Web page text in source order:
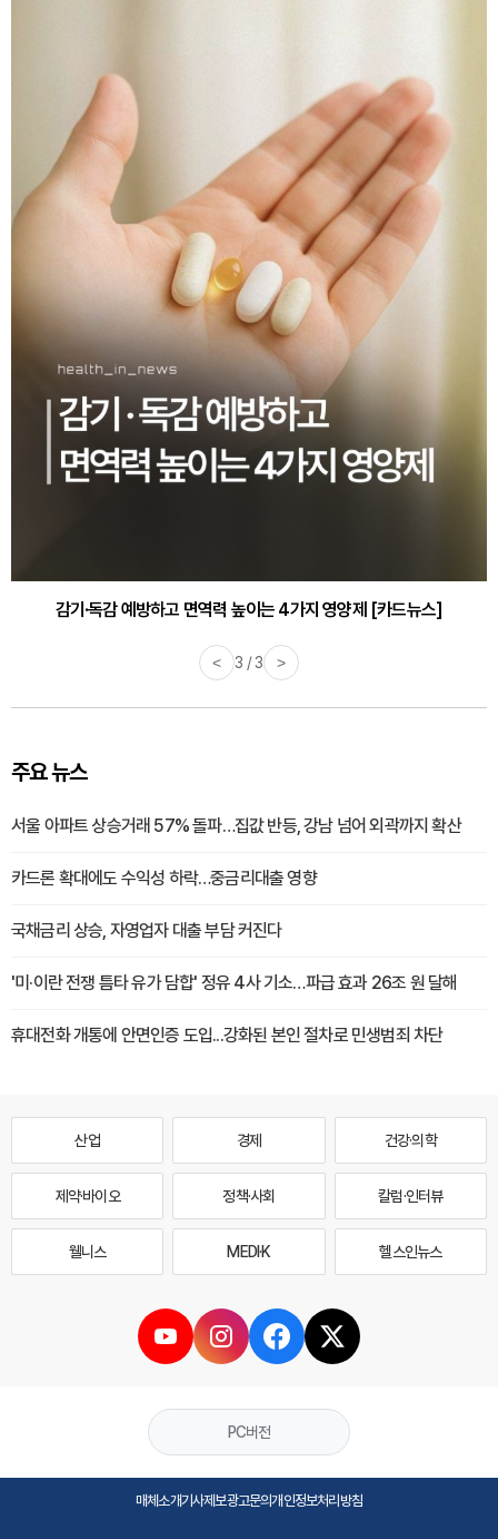
감기·독감 예방하고 면역력 높이는 4가지 영양제 [카드뉴스]
< 3 / 3 >
주요 뉴스
서울 아파트 상승거래 57% 돌파…집값 반등, 강남 넘어 외곽까지 확산
카드론 확대에도 수익성 하락…중금리대출 영향
국채금리 상승, 자영업자 대출 부담 커진다
'미·이란 전쟁 틈타 유가 담합' 정유 4사 기소…파급 효과 26조 원 달해
휴대전화 개통에 안면인증 도입...강화된 본인 절차로 민생범죄 차단
산업 경제 건강·의학
제약·바이오 정책·사회 칼럼·인터뷰
웰니스 MEDI·K 헬스인뉴스
PC버전
매체소개기사제보광고문의개인정보처리방침